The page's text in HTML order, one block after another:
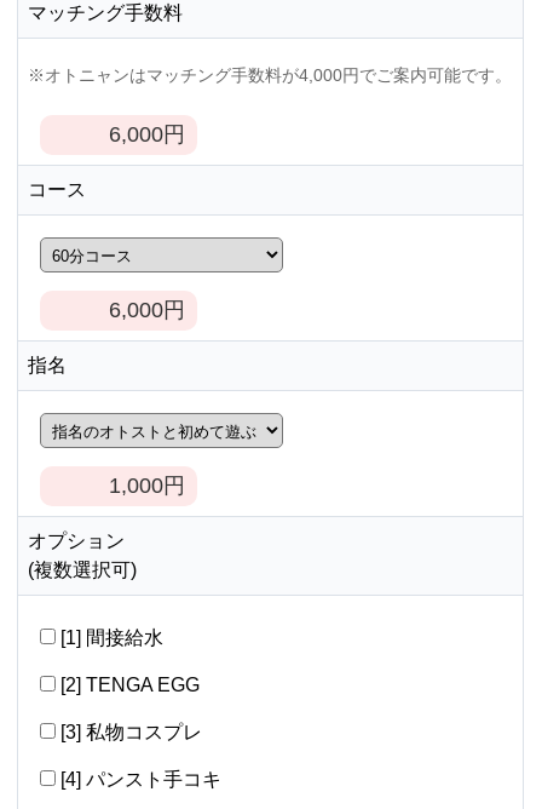
マッチング手数料
※オトニャンはマッチング手数料が4,000円でご案内可能です。
6,000円
コース
6,000円
指名
1,000円
オプション
(複数選択可)
[1] 間接給水
[2] TENGA EGG
[3] 私物コスプレ
[4] パンスト手コキ